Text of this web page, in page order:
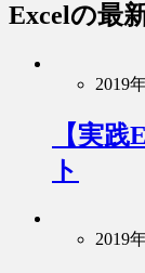
Excel の最
2019
【実
ト
2019